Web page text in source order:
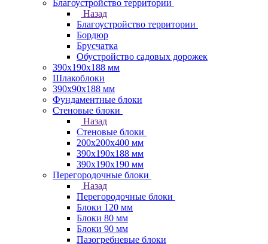
Благоустройство территории
Назад
Благоустройство территории
Бордюр
Брусчатка
Обустройство садовых дорожек
390х190х188 мм
Шлакоблоки
390х90х188 мм
Фундаментные блоки
Стеновые блоки
Назад
Стеновые блоки
200х200х400 мм
390х190х188 мм
390х190х190 мм
Перегородочные блоки
Назад
Перегородочные блоки
Блоки 120 мм
Блоки 80 мм
Блоки 90 мм
Пазогребневые блоки